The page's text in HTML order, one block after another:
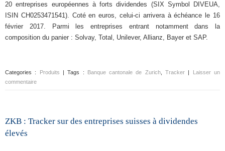
20 entreprises européennes à forts dividendes (SIX Symbol DIVEUA,
ISIN CH0253471541). Coté en euros, celui-ci arrivera à échéance le 16
février 2017. Parmi les entreprises entrant notamment dans la
composition du panier : Solvay, Total, Unilever, Allianz, Bayer et SAP.
Categories : Produits | Tags : Banque cantonale de Zurich,Tracker |
Laisser un
commentaire
ZKB : Tracker sur des entreprises suisses à dividendes
élevés